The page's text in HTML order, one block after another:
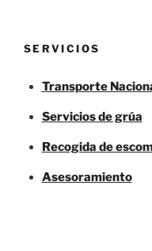
SERVICIOS
Transporte
Servicios de grúa
Recogida de
Asesoramiento